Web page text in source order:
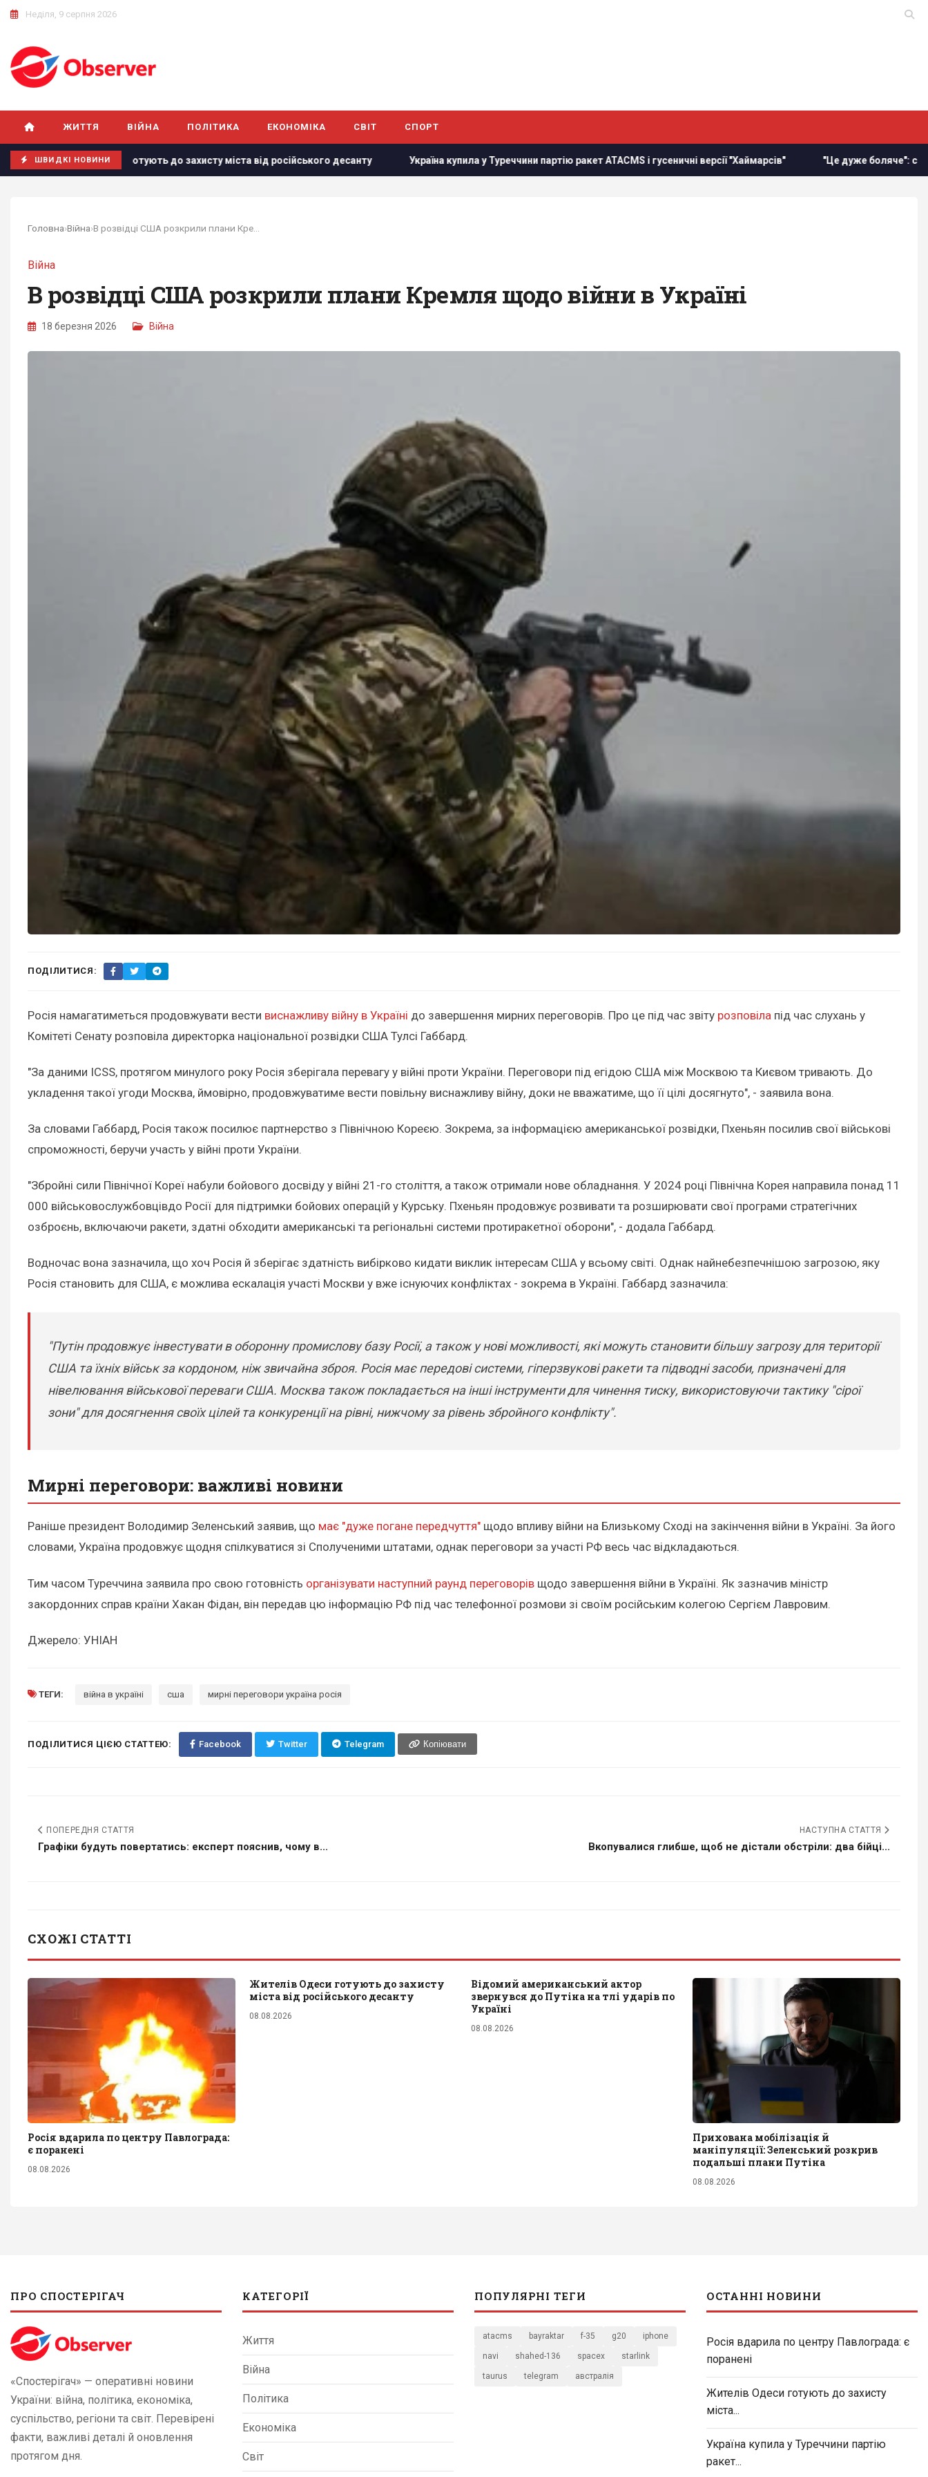
Неділя, 9 серпня 2026
ЖИТТЯ ВІЙНА ПОЛІТИКА ЕКОНОМІКА СВІТ СПОРТ
ШВИДКІ НОВИНИ
Одеси готують до захисту міста від російського десанту Україна купила у Туреччини партію ракет ATACMS і гусеничні версії "Хаймарсів" "Це дуже боляче": син Байдена
Головна›Війна›
Війна
В розвідці США розкрили плани Кремля щодо війни в Україні
18 березня 2026 Війна
ПОДІЛИТИСЯ:
Росія намагатиметься продовжувати вести виснажливу війну в Україні до завершення мирних переговорів. Про це під час звіту розповіла під час слухань у
Комітеті Сенату розповіла директорка національної розвідки США Тулсі Габбард.
"За даними ICSS, протягом минулого року Росія зберігала перевагу у війні проти України. Переговори під егідою США між Москвою та Києвом тривають. До
укладення такої угоди Москва, ймовірно, продовжуватиме вести повільну виснажливу війну, доки не вважатиме, що її цілі досягнуто", - заявила вона.
За словами Габбард, Росія також посилює партнерство з Північною Кореєю. Зокрема, за інформацією американської розвідки, Пхеньян посилив свої військові
спроможності, беручи участь у війні проти України.
"Збройні сили Північної Кореї набули бойового досвіду у війні 21-го століття, а також отримали нове обладнання. У 2024 році Північна Корея направила понад 11
000 військовослужбовцівдо Росії для підтримки бойових операцій у Курську. Пхеньян продовжує розвивати та розширювати свої програми стратегічних
озброєнь, включаючи ракети, здатні обходити американські та регіональні системи протиракетної оборони", - додала Габбард.
Водночас вона зазначила, що хоч Росія й зберігає здатність вибірково кидати виклик інтересам США у всьому світі. Однак найнебезпечнішою загрозою, яку
Росія становить для США, є можлива ескалація участі Москви у вже існуючих конфліктах - зокрема в Україні. Габбард зазначила:
"Путін продовжує інвестувати в оборонну промислову базу Росії, а також у нові можливості, які можуть становити більшу загрозу для території
США та їхніх військ за кордоном, ніж звичайна зброя. Росія має передові системи, гіперзвукові ракети та підводні засоби, призначені для
нівелювання військової переваги США. Москва також покладається на інші інструменти для чинення тиску, використовуючи тактику "сірої
зони" для досягнення своїх цілей та конкуренції на рівні, нижчому за рівень збройного конфлікту".
Мирні переговори: важливі новини
Раніше президент Володимир Зеленський заявив, що має "дуже погане передчуття" щодо впливу війни на Близькому Сході на закінчення війни в Україні. За його
словами, Україна продовжує щодня спілкуватися зі Сполученими штатами, однак переговори за участі РФ весь час відкладаються.
Тим часом Туреччина заявила про свою готовність організувати наступний раунд переговорів щодо завершення війни в Україні. Як зазначив міністр
закордонних справ країни Хакан Фідан, він передав цю інформацію РФ під час телефонної розмови зі своїм російським колегою Сергієм Лавровим.
Джерело: УНІАН
ТЕГИ: війна в україні сша мирні переговори україна росія
ПОДІЛИТИСЯ ЦІЄЮ СТАТТЕЮ: Facebook Twitter Telegram Копіювати
ПОПЕРЕДНЯ СТАТТЯ
Графіки будуть повертатись: експерт пояснив, чому в...
НАСТУПНА СТАТТЯ
Вкопувалися глибше, щоб не дістали обстріли: два бійці...
СХОЖІ СТАТТІ
Росія вдарила по центру Павлограда:
є поранені
08.08.2026
Жителів Одеси готують до захисту
міста від російського десанту
08.08.2026
Відомий американський актор
звернувся до Путіна на тлі ударів по
Україні
08.08.2026
Прихована мобілізація й
маніпуляції: Зеленський розкрив
подальші плани Путіна
08.08.2026
ПРО СПОСТЕРІГАЧ
«Спостерігач» — оперативні новини
України: війна, політика, економіка,
суспільство, регіони та світ. Перевірені
факти, важливі деталі й оновлення
протягом дня.
КАТЕГОРІЇ
Життя
Війна
Політика
Економіка
Світ
ПОПУЛЯРНІ ТЕГИ
atacms bayraktar f-35 g20 iphone
navi shahed-136 spacex starlink
taurus telegram австралія
ОСТАННІ НОВИНИ
Росія вдарила по центру Павлограда: є
поранені
Жителів Одеси готують до захисту
міста...
Україна купила у Туреччини партію
ракет...